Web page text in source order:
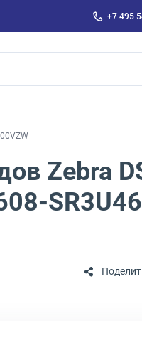
+7 495
Zebra